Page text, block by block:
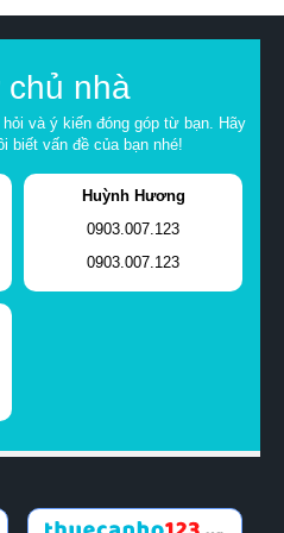
chủ nhà
và ý kiến đóng góp từ bạn. Hãy
biết vấn đề của bạn nhé!
Huỳnh Hương
0903.007.123
0903.007.123